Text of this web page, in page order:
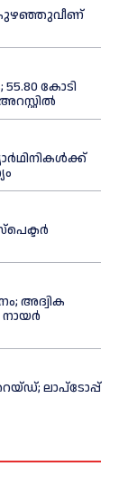
കുഴഞ്ഞുവീണ്
കോടി
അദ്വിക
ലാപ്ടോപ്പ്